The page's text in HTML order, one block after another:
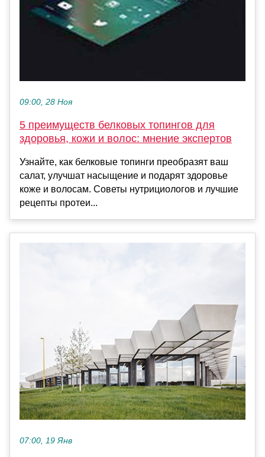
09:00, 28 Ноя
5 преимуществ белковых топингов для
здоровья, кожи и волос: мнение экспертов
Узнайте, как белковые топинги преобразят ваш
салат, улучшат насыщение и подарят здоровье
коже и волосам. Советы нутрициологов и лучшие
рецепты протеи...
07:00, 19 Янв